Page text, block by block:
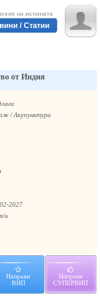
на истината
/ Статии
от Индия
/ Акупунктура
2027
и
Направи
ВИП
Направи
СУПЕРВИП